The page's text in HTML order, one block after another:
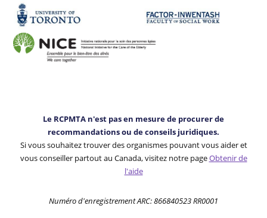
Le RCPMTA n'est pas en mesure de procurer de
recommandations ou de conseils juridiques.
Si vous souhaitez trouver des organismes pouvant vous aider et
vous conseiller partout au Canada, visitez notre pageObtenir de
l'aide
Numéro d'enregistrement ARC: 866840523 RR0001